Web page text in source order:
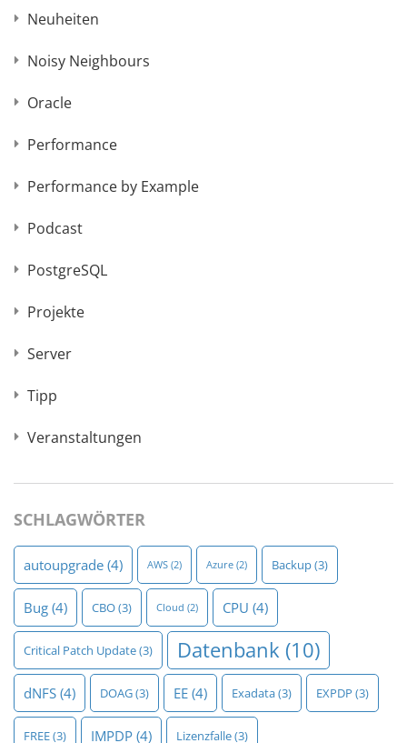
Neuheiten
Noisy Neighbours
Oracle
Performance
Performance by Example
Podcast
PostgreSQL
Projekte
Server
Tipp
Veranstaltungen
SCHLAGWÖRTER
autoupgrade (4) AWS (2) Azure (2) Backup(3)
Bug (4) CBO(3) Cloud (2) CPU (4)
Critical Patch Update(3) Datenbank (10)
dNFS (4) DOAG(3) EE (4) Exadata(3) EXPDP (3)
FREE(3) IMPDP (4) Lizenzfalle(3)